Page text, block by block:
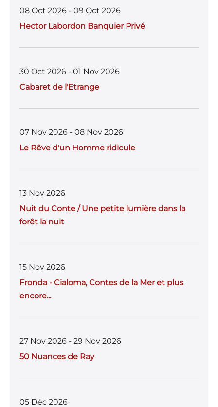
08 Oct 2026 - 09 Oct 2026
Hector Labordon Banquier Privé
30 Oct 2026 - 01 Nov 2026
Cabaret de l'Etrange
07 Nov 2026 - 08 Nov 2026
Le Rêve d'un Homme ridicule
13 Nov 2026
Nuit du Conte / Une petite lumière dans la
forêt la nuit
15 Nov 2026
Fronda - Cialoma, Contes de la Mer et plus
encore...
27 Nov 2026 - 29 Nov 2026
50 Nuances de Ray
05 Déc 2026